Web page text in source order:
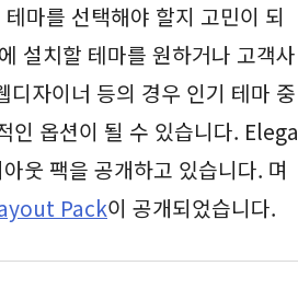
마를 선택해야 할지 고민이 되
설치할 테마를 원하거나 고객사
자이너 등의 경우 인기 테마 중
옵션이 될 수 있습니다. Elega
웃 팩을 공개하고 있습니다. 며
Pack이 공개되었습니다.